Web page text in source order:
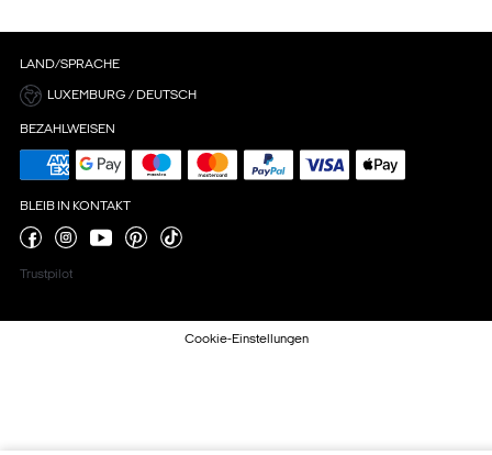
LAND/SPRACHE
LUXEMBURG / DEUTSCH
BEZAHLWEISEN
BLEIB IN KONTAKT
Trustpilot
Cookie-Einstellungen